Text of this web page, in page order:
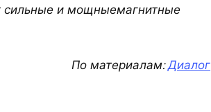
сильные и мощныемагнитные
По материалам:Диалог